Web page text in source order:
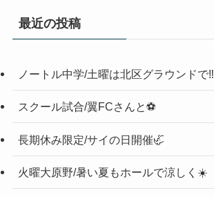
最近の投稿
ノートル中学/土曜は北区グラウンドで‼️
スクール試合/翼FCさんと⚽️
長期休み限定/サイの日開催🦏
火曜大原野/暑い夏もホールで涼しく☀️